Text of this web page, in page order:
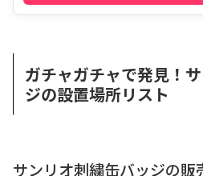
ガチャガチャで発見！
ジの設置場所リスト
サンリオ刺繍缶バッジの販